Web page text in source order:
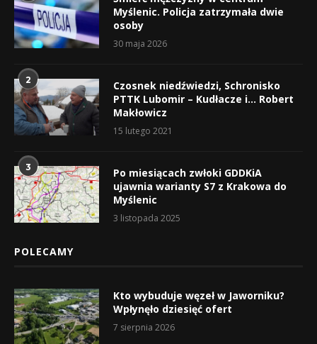
Myślenic. Policja zatrzymała dwie
osoby
30 maja 2026
2
Czosnek niedźwiedzi, Schronisko
PTTK Lubomir – Kudłacze i… Robert
Makłowicz
15 lutego 2021
3
Po miesiącach zwłoki GDDKiA
ujawnia warianty S7 z Krakowa do
Myślenic
3 listopada 2025
POLECAMY
Kto wybuduje węzeł w Jaworniku?
Wpłynęło dziesięć ofert
7 sierpnia 2026